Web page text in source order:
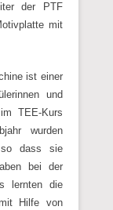
der PTF
mit
ist einer
und
TEE-Kurs
wurden
so dass sie
bei der
lernten die
Hilfe von